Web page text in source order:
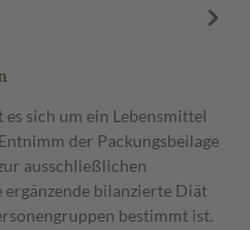
sich um ein Lebensmittel
der Packungsbeilage
ausschließlichen
bilanzierte Diät
bestimmt ist.